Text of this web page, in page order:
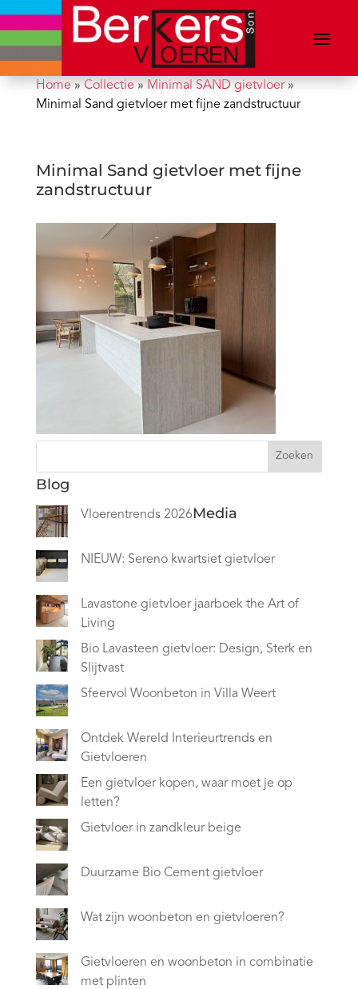
Home» Collectie» Minimal SAND gietvloer»
Minimal Sand gietvloer met fijne zandstructuur
Minimal Sand gietvloer met fijne
zandstructuur
Zoeken
Blog
Vloerentrends 2026
NIEUW: Sereno kwartsiet gietvloer
Lavastone gietvloer jaarboek the Art of
Living
Bio Lavasteen gietvloer: Design, Sterk en
Slijtvast
Sfeervol Woonbeton in Villa Weert
Ontdek Wereld Interieurtrends en
Gietvloeren
Een gietvloer kopen, waar moet je op
letten?
Gietvloer in zandkleur beige
Duurzame Bio Cement gietvloer
Wat zijn woonbeton en gietvloeren?
Gietvloeren en woonbeton in combinatie
met plinten
Media